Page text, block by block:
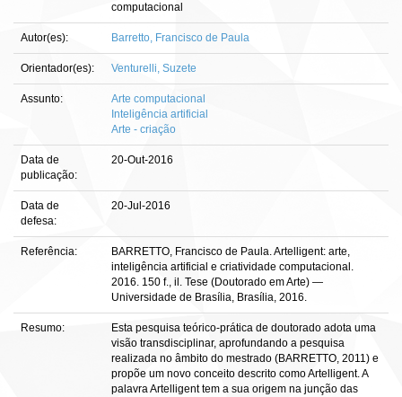
computacional
Autor(es): Barretto, Francisco de Paula
Orientador(es): Venturelli, Suzete
Assunto:
Arte computacional
Inteligência artificial
Arte - criação
Data de
publicação:
20-Out-2016
Data de
defesa:
20-Jul-2016
Referência:
BARRETTO, Francisco de Paula. Artelligent: arte,
inteligência artificial e criatividade computacional.
2016. 150 f., il. Tese (Doutorado em Arte) —
Universidade de Brasília, Brasília, 2016.
Resumo:
Esta pesquisa teórico-prática de doutorado adota uma
visão transdisciplinar, aprofundando a pesquisa
realizada no âmbito do mestrado (BARRETTO, 2011) e
propõe um novo conceito descrito como Artelligent. A
palavra Artelligent tem a sua origem na junção das